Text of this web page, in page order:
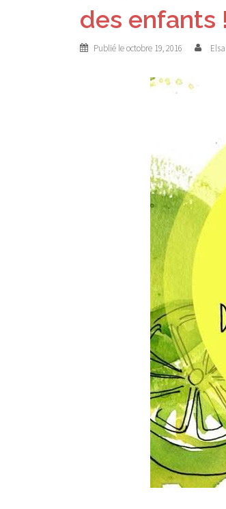
des enfants !
Publié leoctobre 19, 2016 Elsa